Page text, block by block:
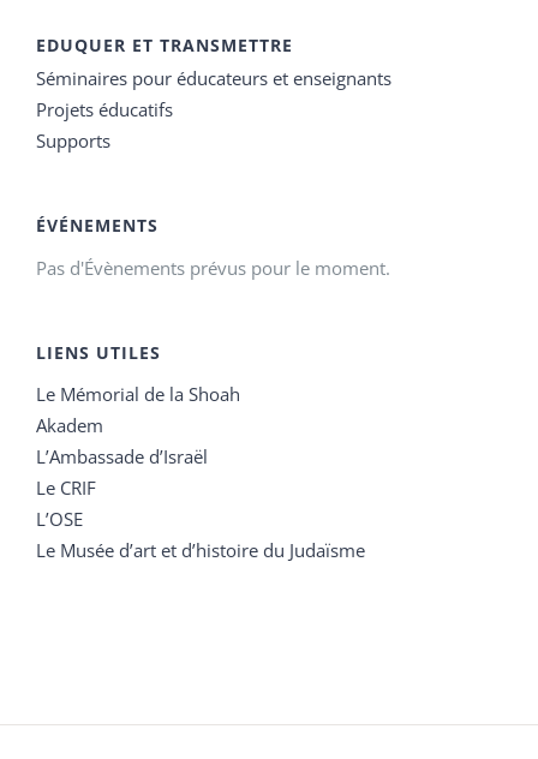
EDUQUER ET TRANSMETTRE
Séminaires pour éducateurs et enseignants
Projets éducatifs
Supports
ÉVÉNEMENTS
Pas d'Évènements prévus pour le moment.
LIENS UTILES
Le Mémorial de la Shoah
Akadem
L’Ambassade d’Israël
Le CRIF
L’OSE
Le Musée d’art et d’histoire du Judaïsme